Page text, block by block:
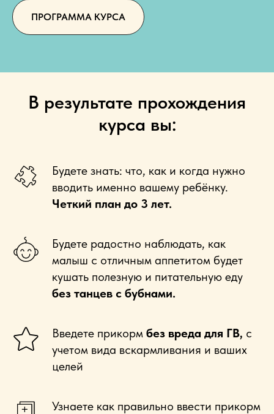
ПРОГРАММА КУРСА
В результате прохождения
курса вы:
Будете знать: что, как и когда нужно
вводить именно вашему ребёнку.
Четкий план до 3 лет.
Будете радостно наблюдать, как
малыш с отличным аппетитом будет
кушать полезную и питательную еду
без танцев с бубнами.
Введете прикорм без вреда для ГВ, с
учетом вида вскармливания и ваших
целей
Узнаете как правильно ввести прикорм